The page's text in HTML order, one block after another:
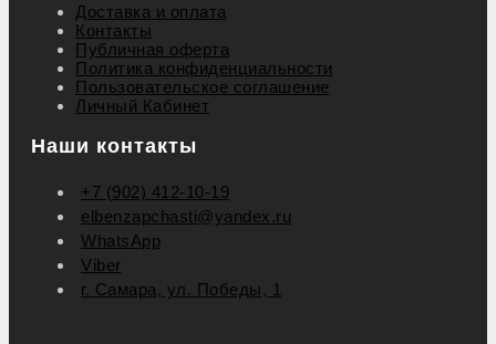
Доставка и оплата
Контакты
Публичная оферта
Политика конфиденциальности
Пользовательское соглашение
Личный Кабинет
Наши контакты
+7 (902) 412-10-19
elbenzapchasti@yandex.ru
WhatsApp
Viber
г. Самара, ул. Победы, 1